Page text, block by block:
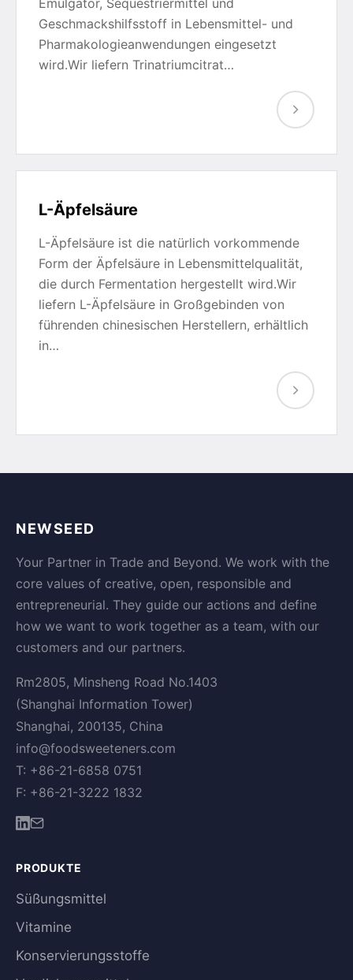
Emulgator, Sequestriermittel und
Geschmackshilfsstoff in Lebensmittel- und
Pharmakologieanwendungen eingesetzt
wird.Wir liefern Trinatriumcitrat…
L-Äpfelsäure
L-Äpfelsäure ist die natürlich vorkommende
Form der Äpfelsäure in Lebensmittelqualität,
die durch Fermentation hergestellt wird.Wir
liefern L-Äpfelsäure in Großgebinden von
führenden chinesischen Herstellern, erhältlich
in…
NEWSEED
Your Partner in Trade and Beyond. We work with the
core values of creative, open, responsible and
entrepreneurial. They guide our actions and define
how we want to work together as a team, with our
customers and our partners.
Rm2805, Minsheng Road No.1403
(Shanghai Information Tower)
Shanghai, 200135, China
info@foodsweeteners.com
T: +86-21-6858 0751
F: +86-21-3222 1832
PRODUKTE
Süßungsmittel
Vitamine
Konservierungsstoffe